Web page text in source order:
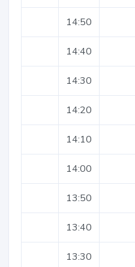
14:50
14:40
14:30
14:20
14:10
14:00
13:50
13:40
13:30